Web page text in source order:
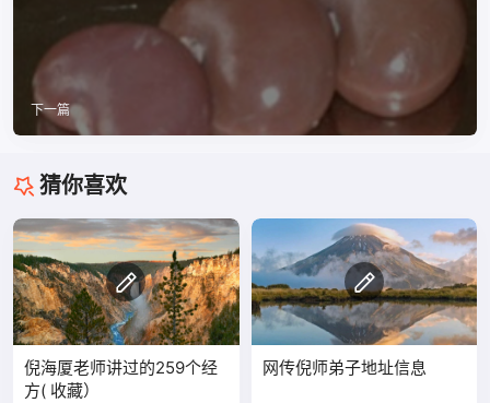
下一篇
猜你喜欢
倪海厦老师讲过的259个经
方( 收藏）
网传倪师弟子地址信息